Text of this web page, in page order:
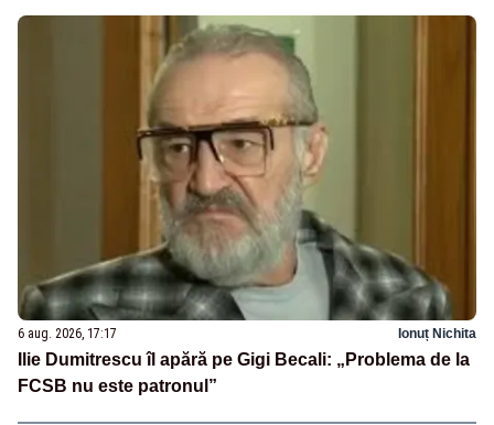
6 aug. 2026, 17:17 Ionuț Nichita
Ilie Dumitrescu îl apără pe Gigi Becali: „Problema de la
FCSB nu este patronul”